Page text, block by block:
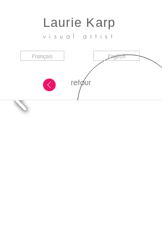
Laurie Karp
visual artist
Français English
retour